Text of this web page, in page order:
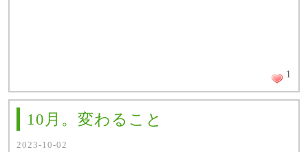
1
10月。変わること
2023-10-02